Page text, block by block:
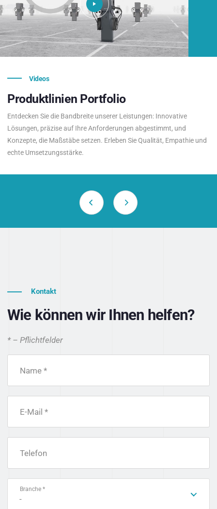
Videos
Produktlinien Portfolio
Entdecken Sie die Bandbreite unserer Leistungen: Innovative
Lösungen, präzise auf Ihre Anforderungen abgestimmt, und
Konzepte, die Maßstäbe setzen. Erleben Sie Qualität, Empathie und
echte Umsetzungsstärke.
Kontakt
Wie können wir Ihnen helfen?
* – Pflichtfelder
Name *
E-Mail *
Telefon
Branche *
-